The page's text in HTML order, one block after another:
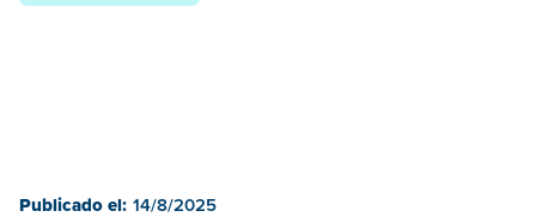
Publicado el: 14/8/2025